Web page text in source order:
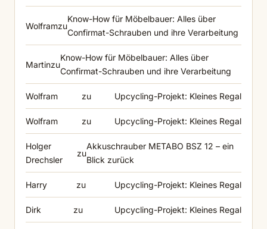
Wolframzu
Know-How für Möbelbauer: Alles über
Confirmat-Schrauben und ihre Verarbeitung
Martinzu
Know-How für Möbelbauer: Alles über
Confirmat-Schrauben und ihre Verarbeitung
Wolfram zu Upcycling-Projekt: Kleines Regal
Wolfram zu Upcycling-Projekt: Kleines Regal
Holger
Drechsler
zu
Akkuschrauber METABO BSZ 12 – ein
Blick zurück
Harry zu Upcycling-Projekt: Kleines Regal
Dirk zu Upcycling-Projekt: Kleines Regal